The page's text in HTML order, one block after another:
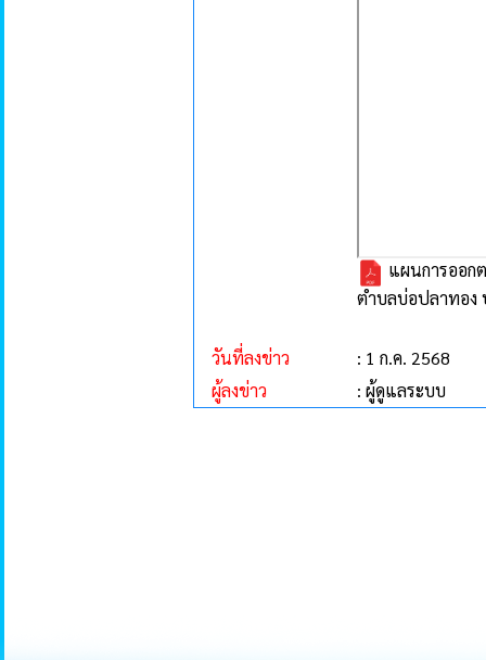
แผนการออก
ตำบลบ่อปลาทอง
วันที่ลงข่าว
: 1 ก.ค. 2568
ผู้ลงข่าว
: ผู้ดูแลระบบ